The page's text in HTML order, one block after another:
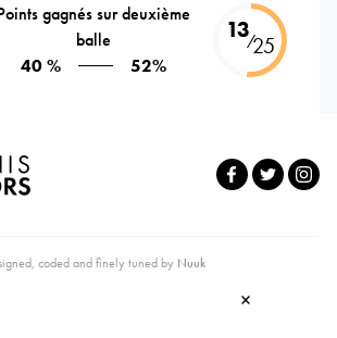
gagnés sur deuxième
balle
40 %
52%
13⁄25
coded and finely tuned by Nuuk
×